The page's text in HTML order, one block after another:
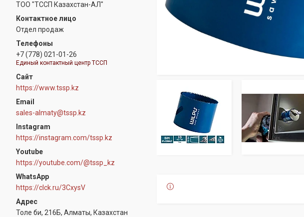
ТОО "ТССП Казахстан-АЛ"
Отдел продаж
+7 (778) 021-01-26
Единый контактный центр ТССП
https://www.tssp.kz
sales-almaty@tssp.kz
Instagram
https://instagram.com/tssp.kz
Youtube
https://youtube.com/@tssp_kz
WhatsApp
https://clck.ru/3CxysV
Толе би, 216Б, Алматы, Казахстан